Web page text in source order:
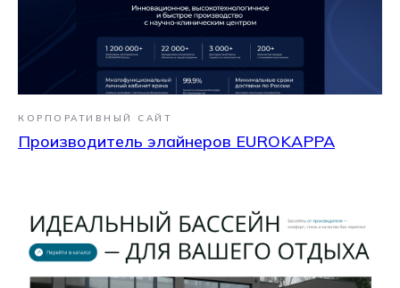
КОРПОРАТИВНЫЙ САЙТ
Производитель элайнеров EUROKAPPA